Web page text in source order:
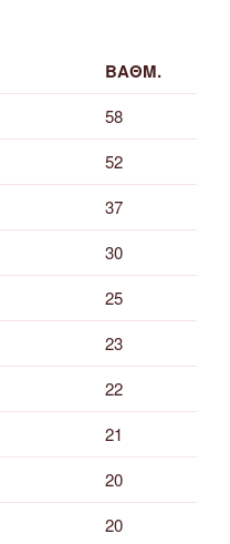
ΒΑΘΜ.
58
52
37
30
25
23
22
21
20
20